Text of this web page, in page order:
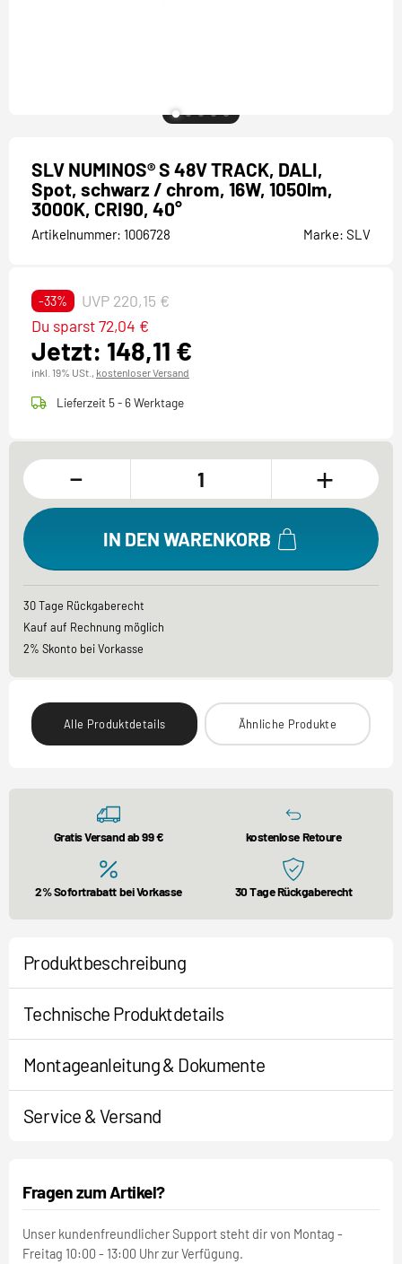
SLV NUMINOS® S 48V TRACK, DALI,
Spot, schwarz / chrom, 16W, 1050lm,
3000K, CRI90, 40°
Artikelnummer: 1006728 Marke: SLV
-33% UVP 220,15 €
Jetzt: 148,11 €
Du sparst 72,04 €
inkl. 19% USt., kostenloser Versand
Lieferzeit 5 - 6 Werktage
- +
IN DEN WARENKORB
30 Tage Rückgaberecht
Kauf auf Rechnung möglich
2% Skonto bei Vorkasse
Alle Produktdetails Ähnliche Produkte
Gratis Versand ab 99 € kostenlose Retoure
2% Sofortrabatt bei Vorkasse 30 Tage Rückgaberecht
Produktbeschreibung
Technische Produktdetails
Montageanleitung & Dokumente
Service & Versand
Fragen zum Artikel?
Unser kundenfreundlicher Support steht dir von Montag -
Freitag 10:00 - 13:00 Uhr zur Verfügung.